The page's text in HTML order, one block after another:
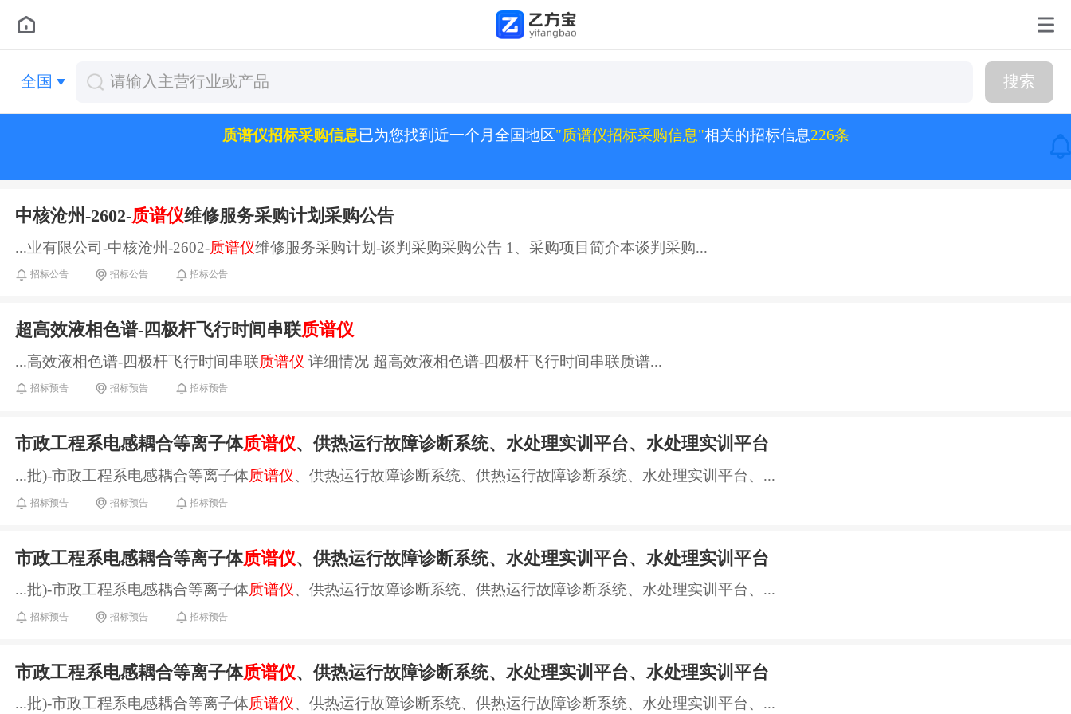
全国 搜索
质谱仪招标采购信息已为您找到近一个月全国地区"质谱仪招标采购信息"相关的招标信息226条
中核沧州-2602-质谱仪维修服务采购计划采购公告
...业有限公司-中核沧州-2602-质谱仪维修服务采购计划-谈判采购采购公告 1、采购项目简介本谈判采购...
招标公告 招标公告 招标公告
超高效液相色谱-四极杆飞行时间串联质谱仪
...高效液相色谱-四极杆飞行时间串联质谱仪 详细情况 超高效液相色谱-四极杆飞行时间串联质谱...
招标预告 招标预告 招标预告
市政工程系电感耦合等离子体质谱仪、供热运行故障诊断系统、水处理实训平台、水处理实训平台
...批)-市政工程系电感耦合等离子体质谱仪、供热运行故障诊断系统、供热运行故障诊断系统、水处理实训平台、...
招标预告 招标预告 招标预告
市政工程系电感耦合等离子体质谱仪、供热运行故障诊断系统、水处理实训平台、水处理实训平台
...批)-市政工程系电感耦合等离子体质谱仪、供热运行故障诊断系统、供热运行故障诊断系统、水处理实训平台、...
招标预告 招标预告 招标预告
市政工程系电感耦合等离子体质谱仪、供热运行故障诊断系统、水处理实训平台、水处理实训平台
...批)-市政工程系电感耦合等离子体质谱仪、供热运行故障诊断系统、供热运行故障诊断系统、水处理实训平台、...